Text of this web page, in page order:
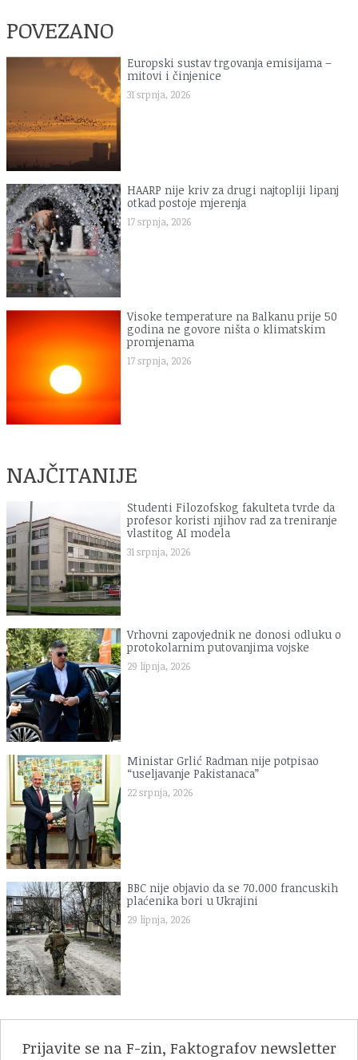
POVEZANO
Europski sustav trgovanja emisijama –
mitovi i činjenice
31 srpnja, 2026
HAARP nije kriv za drugi najtopliji lipanj
otkad postoje mjerenja
17 srpnja, 2026
Visoke temperature na Balkanu prije 50
godina ne govore ništa o klimatskim
promjenama
17 srpnja, 2026
NAJČITANIJE
Studenti Filozofskog fakulteta tvrde da
profesor koristi njihov rad za treniranje
vlastitog AI modela
31 srpnja, 2026
Vrhovni zapovjednik ne donosi odluku o
protokolarnim putovanjima vojske
29 lipnja, 2026
Ministar Grlić Radman nije potpisao
“useljavanje Pakistanaca”
22 srpnja, 2026
BBC nije objavio da se 70.000 francuskih
plaćenika bori u Ukrajini
29 lipnja, 2026
Prijavite se na F-zin, Faktografov newsletter